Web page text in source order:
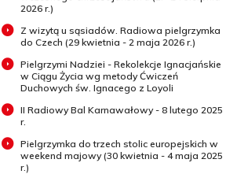
2026 r.)
Z wizytą u sąsiadów. Radiowa pielgrzymka
do Czech (29 kwietnia - 2 maja 2026 r.)
Pielgrzymi Nadziei - Rekolekcje Ignacjańskie
w Ciągu Życia wg metody Ćwiczeń
Duchowych św. Ignacego z Loyoli
II Radiowy Bal Karnawałowy - 8 lutego 2025
r.
Pielgrzymka do trzech stolic europejskich w
weekend majowy (30 kwietnia - 4 maja 2025
r.)